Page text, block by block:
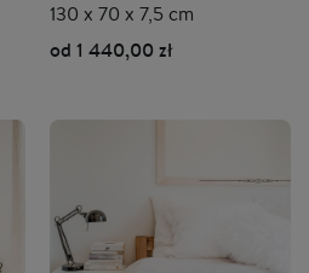
130 x 70 x 7,5 cm
od 1 440,00 zł